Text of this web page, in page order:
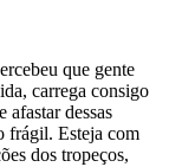
que gente
carrega consigo
afastar dessas
frágil. Esteja com
dos tropeços,